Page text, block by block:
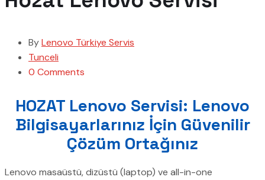
ByLenovo Türkiye Servis
Tunceli
0 Comments
HOZAT Lenovo Servisi: Lenovo
Bilgisayarlarınız İçin Güvenilir
Çözüm Ortağınız
Lenovo masaüstü, dizüstü (laptop) ve all-in-one